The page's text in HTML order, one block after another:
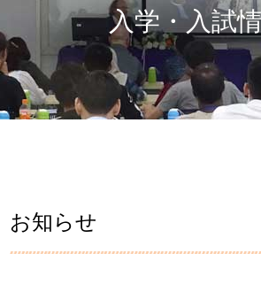
入学・入試
お知らせ